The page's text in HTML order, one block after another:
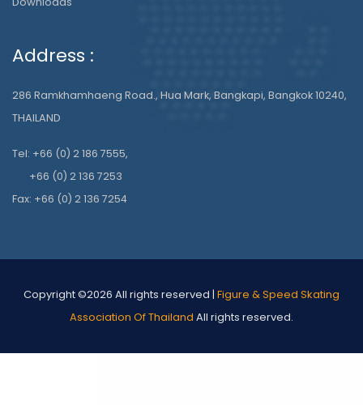
Address :
286 Ramkhamhaeng Road., Hua Mark, Bangkapi, Bangkok 10240,
THAILAND
Tel: +66 (0) 2 186 7555,
+66 (0) 2 136 7253
Fax: +66 (0) 2 136 7254
Copyright ©2026 All rights reserved | Figure & Speed Skating
Association Of Thailand All rights reserved.